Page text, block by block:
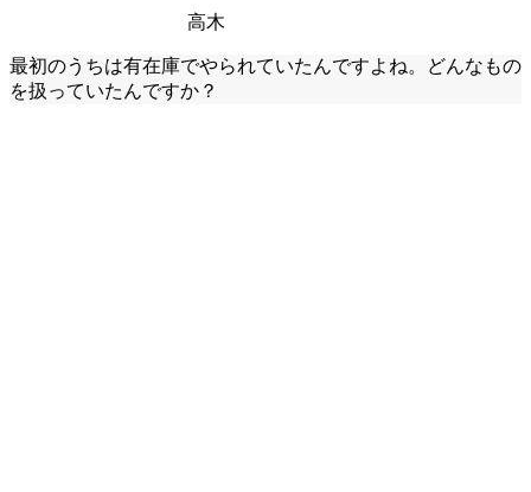
高木
最初のうちは有在庫でやられていたんですよね。どんなもの
を扱っていたんですか？